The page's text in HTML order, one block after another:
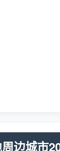
边城市